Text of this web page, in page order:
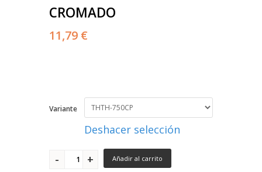
CROMADO
11,79 €
Variante
Deshacer selección
Añadir al carrito